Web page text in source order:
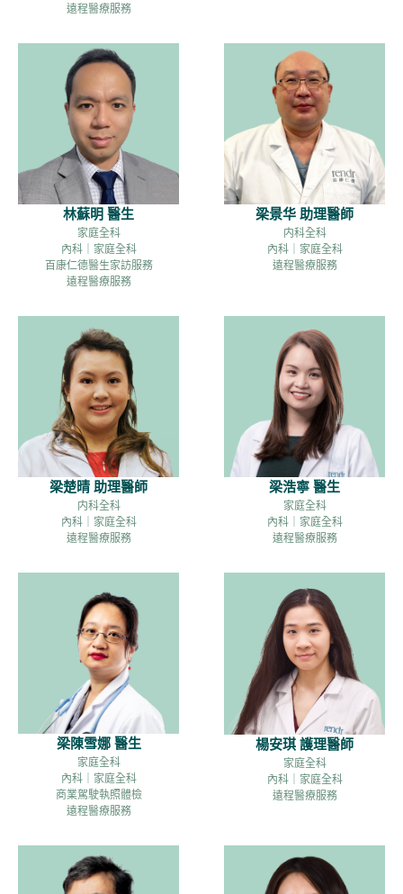
遠程醫療服務
林蘇明 醫生
家庭全科
內科｜家庭全科
百康仁德醫生家訪服務
遠程醫療服務
梁景华 助理醫師
内科全科
內科｜家庭全科
遠程醫療服務
梁楚晴 助理醫師
内科全科
內科｜家庭全科
遠程醫療服務
梁浩寧 醫生
家庭全科
內科｜家庭全科
遠程醫療服務
梁陳雪娜 醫生
家庭全科
內科｜家庭全科
商業駕駛執照體檢
遠程醫療服務
楊安琪 護理醫師
家庭全科
內科｜家庭全科
遠程醫療服務